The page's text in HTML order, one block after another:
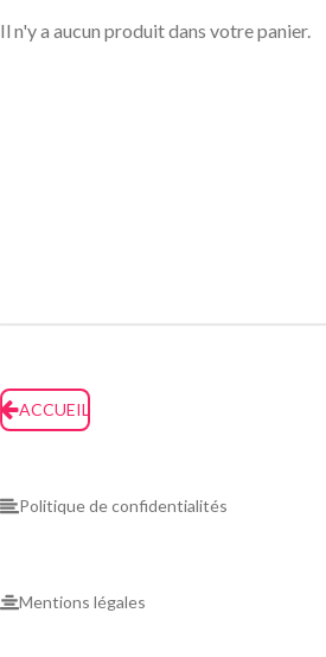
Il n'y a aucun produit dans votre panier.
ACCUEIL
Politique de confidentialités
Mentions légales